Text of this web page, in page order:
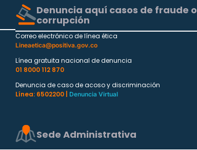
Denuncia aquí casos de fraude o
corrupción
Correo electrónico de línea ética
Lineaetica@positiva.gov.co
Línea gratuita nacional de denuncia
01 8000 112 870
Denuncia de caso de acoso y discriminación
Línea: 6502200 |
Denuncia Virtual
Sede Administrativa